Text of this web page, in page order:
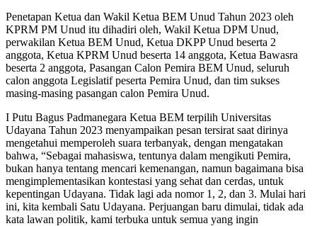
Penetapan Ketua dan Wakil Ketua BEM Unud Tahun 2023 oleh
KPRM PM Unud itu dihadiri oleh, Wakil Ketua DPM Unud,
perwakilan Ketua BEM Unud, Ketua DKPP Unud beserta 2
anggota, Ketua KPRM Unud beserta 14 anggota, Ketua Bawasra
beserta 2 anggota, Pasangan Calon Pemira BEM Unud, seluruh
calon anggota Legislatif peserta Pemira Unud, dan tim sukses
masing-masing pasangan calon Pemira Unud.
I Putu Bagus Padmanegara Ketua BEM terpilih Universitas
Udayana Tahun 2023 menyampaikan pesan tersirat saat dirinya
mengetahui memperoleh suara terbanyak, dengan mengatakan
bahwa, “Sebagai mahasiswa, tentunya dalam mengikuti Pemira,
bukan hanya tentang mencari kemenangan, namun bagaimana bisa
mengimplementasikan kontestasi yang sehat dan cerdas, untuk
kepentingan Udayana. Tidak lagi ada nomor 1, 2, dan 3. Mulai hari
ini, kita kembali Satu Udayana. Perjuangan baru dimulai, tidak ada
kata lawan politik, kami terbuka untuk semua yang ingin